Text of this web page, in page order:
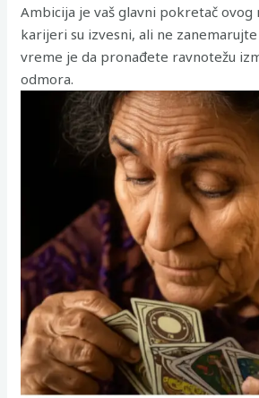
Ambicija je vaš glavni pokretač ovog
karijeri su izvesni, ali ne
vreme je da pronađete ravnotežu
odmora.